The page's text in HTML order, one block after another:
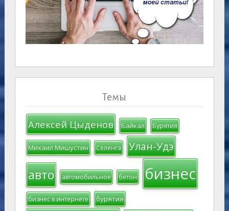
Темы
Алексей Цыденов Байкал Бурятия
Михаил Мишустин Селенга Улан-Удэ
авто автомобильное бетон бизнес
бизнес в интернете бурятия